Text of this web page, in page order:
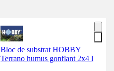
Bloc de substrat HOBBY
Terrano humus gonflant 2x4 l